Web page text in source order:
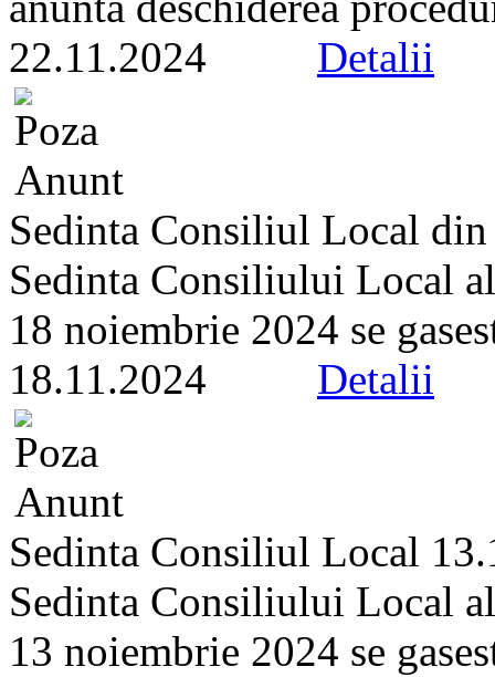
22.11.2024 Detalii
Sedinta Consiliul Local din
Sedinta Consiliului Local
18 noiembrie 2024 se
18.11.2024 Detalii
Sedinta Consiliul Local
Sedinta Consiliului Local
13 noiembrie 2024 se